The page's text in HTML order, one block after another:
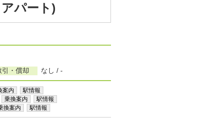
パート)
・償却 なし / -
案内 駅情報
乗換案内 駅情報
換案内 駅情報